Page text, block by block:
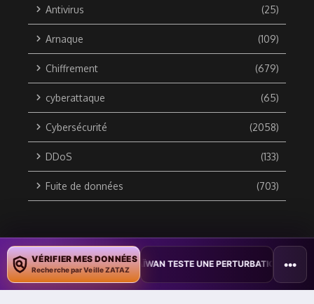
Antivirus (25)
Arnaque (109)
Chiffrement (679)
cyberattaque (65)
Cybersécurité (2058)
DDoS (133)
Fuite de données (703)
Copyright © 2010 / 2026 DATA SECURITY BREACH - Groupe
ZATAZ Média
VÉRIFIER MES DONNÉES
Recherche par Veille ZATAZ
• TAÏWAN TESTE UNE PERTURBATION MASSIVE DE•••